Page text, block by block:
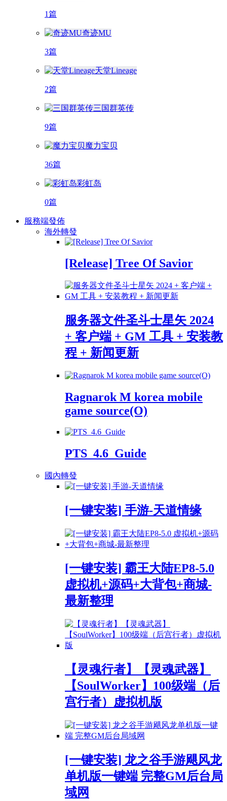
1篇
奇迹MU
3篇
天堂Lineage
2篇
三国群英传
9篇
魔力宝贝
36篇
彩虹岛
0篇
服務端發佈
海外轉發
[Release] Tree Of Savior
服务器文件圣斗士星矢 2024
+ 客户端 + GM 工具 + 安装教
程 + 新闻更新
Ragnarok M korea mobile
game source(O)
PTS_4.6_Guide
國內轉發
[一键安装] 手游-天道情缘
[一键安装] 霸王大陆EP8-5.0
虚拟机+源码+大背包+商城-
最新整理
【灵魂行者】【灵魂武器】
【SoulWorker】100级端（后
宫行者）虚拟机版
[一键安装] 龙之谷手游飓风龙
单机版一键端 完整GM后台局
域网